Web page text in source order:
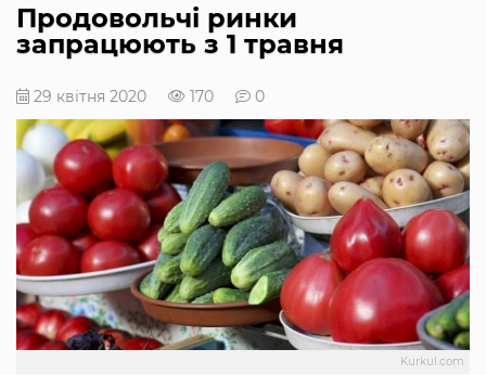
Продовольчі ринки
запрацюють з 1 травня
29 квітня 2020 170 0
Kurkul.com